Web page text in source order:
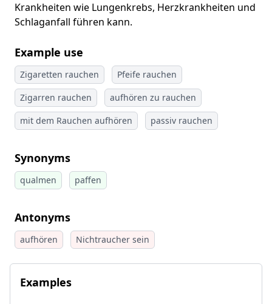
Krankheiten wie Lungenkrebs, Herzkrankheiten und
Schlaganfall führen kann.
Example use
Zigaretten rauchen
Pfeife rauchen
Zigarren rauchen
aufhören zu rauchen
mit dem Rauchen aufhören
passiv rauchen
Synonyms
qualmen paffen
Antonyms
aufhören Nichtraucher sein
Examples